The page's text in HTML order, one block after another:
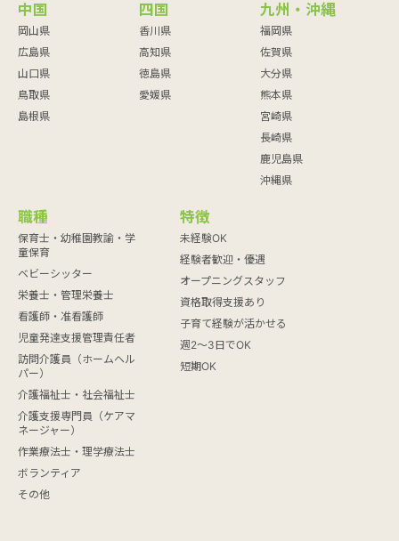
中国
岡山県
広島県
山口県
鳥取県
島根県
四国
香川県
高知県
徳島県
愛媛県
九州・沖縄
福岡県
佐賀県
大分県
熊本県
宮崎県
長崎県
鹿児島県
沖縄県
職種
保育士・幼稚園教諭・学
童保育
ベビーシッター
栄養士・管理栄養士
看護師・准看護師
児童発達支援管理責任者
訪問介護員（ホームヘル
パー）
介護福祉士・社会福祉士
介護支援専門員（ケアマ
ネージャー）
作業療法士・理学療法士
ボランティア
その他
特徴
未経験OK
経験者歓迎・優遇
オープニングスタッフ
資格取得支援あり
子育て経験が活かせる
週2～3日でOK
短期OK